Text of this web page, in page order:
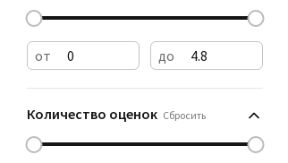
от до
Количество оценок Сбросить